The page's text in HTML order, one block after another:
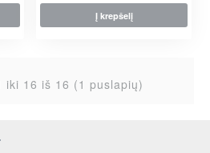
Į krepšelį
iki 16 iš 16 (1 puslapių)